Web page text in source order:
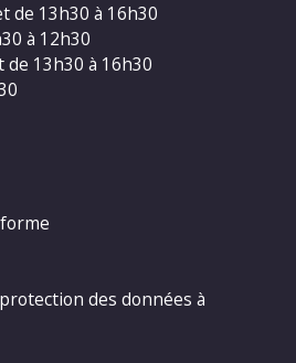
de 13h30 à 16h30
à 12h30
de 13h30 à 16h30
des données à